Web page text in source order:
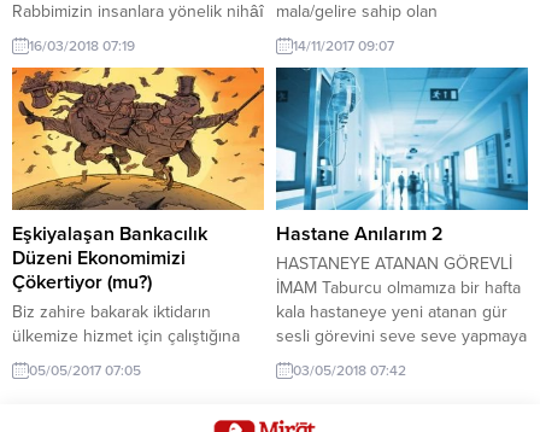
Rabbimizin insanlara yönelik nihâî
yasalarını (emirleri ve yasaklarını)
ihtiva eden Kur’ân-ı Kerîm,
değinildiği üzere insan ve toplum
hayatını evlilik üzerine
oturtmuştur. Bu sebeple Kur’ân-ı
Kerîm’de özel olarak evliliğe değil
boşanmaya vurgu yapılmıştır.
Rabbimiz boşamaya/boşanmaya
izin vermiş, öneminden ötürü
boşamayla ilgili kuralları Sevgili
Peygamberimize bırakmadan...
16/03/2018 07:19
mala/gelire sahip olan
Müslümanları zengin kabul
etmekte ve dolayısıyla bu nisap
miktarının üzerinde bir mala/gelire
sahip olanları zekâta tâbi
tutmaktadır. Çağımızda
ihtiyacından fazla bir mal/gelir
yani hem yoksulluğun, hem de
aynı zamanda zenginliğin bir
ölçütü olan nisap nasıl tespit
edilmeli? Kimler buna göre zengin
veya...
14/11/2017 09:07
Eşkiyalaşan Bankacılık
Düzeni Ekonomimizi
Çökertiyor (mu?)
Biz zahire bakarak iktidarın
ülkemize hizmet için çalıştığına
inanıyoruz. Yapılan birçok işi
başardıklarını da biliyoruz. Ama
05/05/2017 07:05
Hastane Anılarım 2
HASTANEYE ATANAN GÖREVLİ
İMAM Taburcu olmamıza bir hafta
kala hastaneye yeni atanan gür
sesli görevini seve seve yapmaya
çalışan genç imam namaz kıldırdı.
Yanına giderek tanıştım ve
03/05/2018 07:42